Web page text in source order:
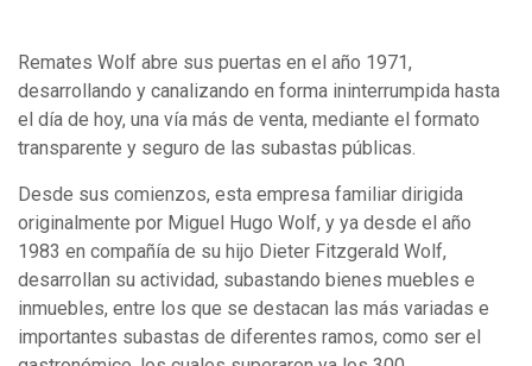
Remates Wolf abre sus puertas en el año 1971,
desarrollando y canalizando en forma ininterrumpida hasta
el día de hoy, una vía más de venta, mediante el formato
transparente y seguro de las subastas públicas.
Desde sus comienzos, esta empresa familiar dirigida
originalmente por Miguel Hugo Wolf, y ya desde el año
1983 en compañía de su hijo Dieter Fitzgerald Wolf,
desarrollan su actividad, subastando bienes muebles e
inmuebles, entre los que se destacan las más variadas e
importantes subastas de diferentes ramos, como ser el